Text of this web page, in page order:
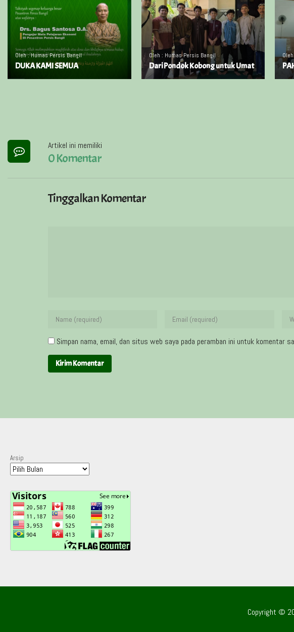
Oleh : Humas Persis Bangil
DUKA KAMI SEMUA
Oleh : Humas Persis Bangil
Dari Pondok Kobong untuk Umat
Artikel ini memiliki
0 Komentar
Tinggalkan Komentar
Simpan nama, email, dan situs web saya pada peramban ini untuk komentar
Arsip
Copyright ©